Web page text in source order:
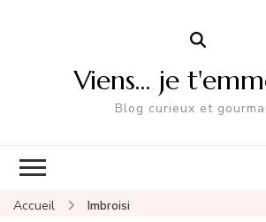
Viens… je
Blog curieux et
Accueil Imbroisi